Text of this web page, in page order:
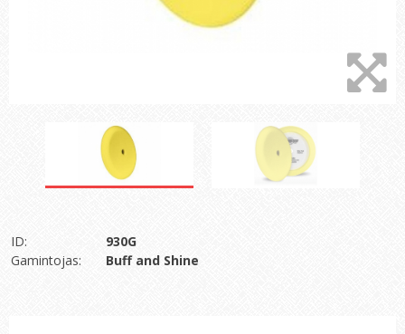
ID:
930G
Gamintojas:
Buff and Shine